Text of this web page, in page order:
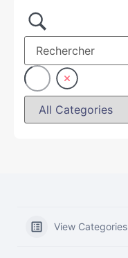
View Categories